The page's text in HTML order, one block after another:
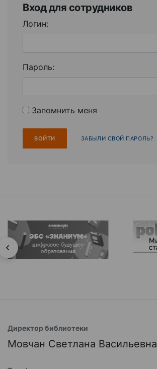
Вход для сотрудников
Логин:
Пароль:
Запомнить меня
ЗАБЫЛИ СВОЙ ПАРОЛЬ?
Директор библиотеки
Мовчан Светлана Васильевна